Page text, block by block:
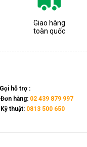
Giao hàng
toàn quốc
Gọi hỗ trợ :
Đơn hàng: 02 439 879 997
thuật: 0813 500 650